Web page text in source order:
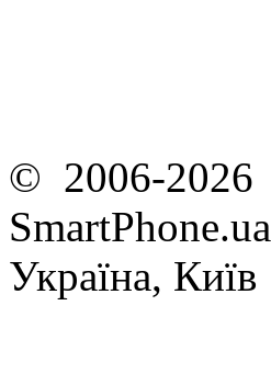
© 2006-2026
SmartPhone.ua
Україна, Київ